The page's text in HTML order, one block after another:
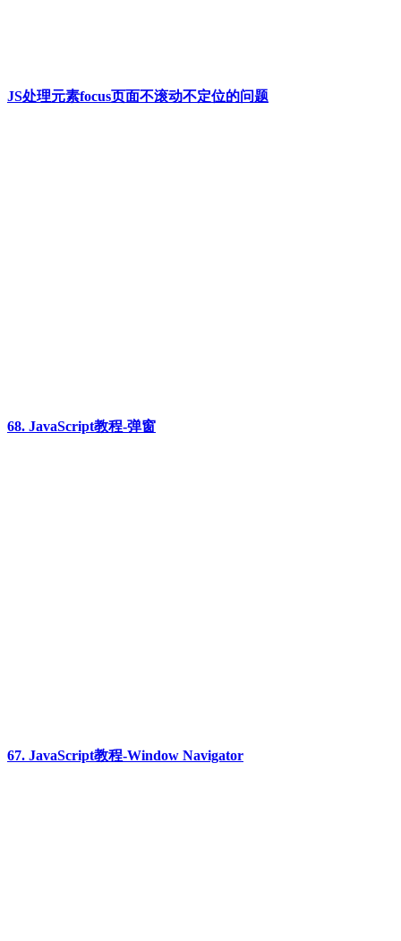
JS处理元素focus页面不滚动不定位的问题
68. JavaScript教程-弹窗
67. JavaScript教程-Window Navigator